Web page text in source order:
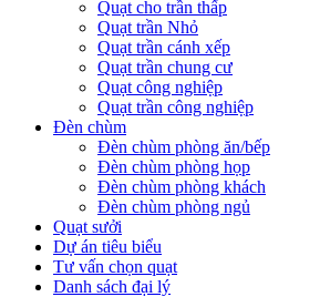
Quạt cho trần thấp
Quạt trần Nhỏ
Quạt trần cánh xếp
Quạt trần chung cư
Quạt công nghiệp
Quạt trần công nghiệp
Đèn chùm
Đèn chùm phòng ăn/bếp
Đèn chùm phòng họp
Đèn chùm phòng khách
Đèn chùm phòng ngủ
Quạt sưởi
Dự án tiêu biểu
Tư vấn chọn quạt
Danh sách đại lý